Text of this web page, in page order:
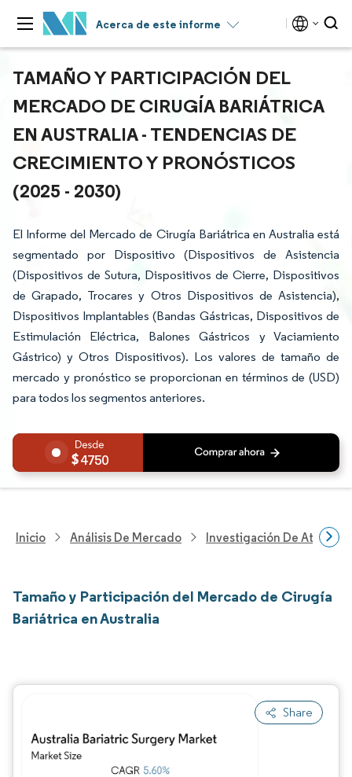
Acerca de este informe
TAMAÑO Y PARTICIPACIÓN DEL
MERCADO DE CIRUGÍA BARIÁTRICA
EN AUSTRALIA - TENDENCIAS DE
CRECIMIENTO Y PRONÓSTICOS
(2025 - 2030)
El Informe del Mercado de Cirugía Bariátrica en Australia está
segmentado por Dispositivo (Dispositivos de Asistencia
(Dispositivos de Sutura, Dispositivos de Cierre, Dispositivos
de Grapado, Trocares y Otros Dispositivos de Asistencia),
Dispositivos Implantables (Bandas Gástricas, Dispositivos de
Estimulación Eléctrica, Balones Gástricos y Vaciamiento
Gástrico) y Otros Dispositivos). Los valores de tamaño de
mercado y pronóstico se proporcionan en términos de (USD)
para todos los segmentos anteriores.
4750
Inicio Análisis De Mercado Investigación De
Tamaño y Participación del Mercado de Cirugía
Bariátrica en Australia
Share